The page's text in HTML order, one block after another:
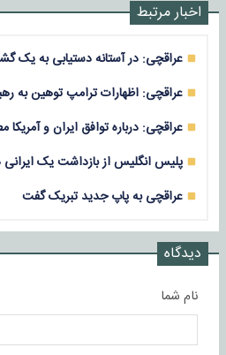
اخبار مرتبط
عراقچی: در آستانه دستیابی به یک
عراقچی: اظهارات ترامپ توهین به
عراقچی: درباره توافق ایران و
پلیس انگلیس از بازداشت یک ایرانی
عراقچی به پاپ جدید تبریک گفت
دیدگاه
نام شما